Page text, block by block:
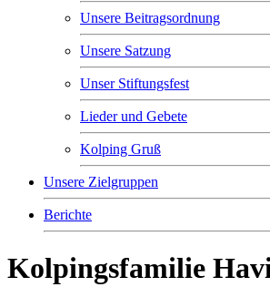
Unsere Beitragsordnung
Unsere Satzung
Unser Stiftungsfest
Lieder und Gebete
Kolping Gruß
Unsere Zielgruppen
Berichte
Kolpingsfamilie